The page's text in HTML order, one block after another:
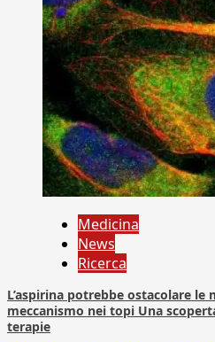
Medicina
News
Ricerca
L’aspirina potrebbe ostacolare le
meccanismo nei topi Una
terapie